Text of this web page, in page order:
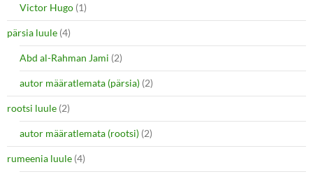
Victor Hugo (1)
pärsia luule (4)
Abd al-Rahman Jami (2)
autor määratlemata (pärsia) (2)
rootsi luule (2)
autor määratlemata (rootsi) (2)
rumeenia luule (4)